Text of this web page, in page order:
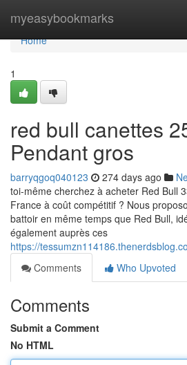
myeasybookmarks
Home
Home
1
red bull canettes
Pendant gros
barryqgoq040123 274 days ago
toi-même cherchez à acheter Red Bull
France à coût compétitif ? Nous
battoir en même temps que Red Bull,
également auprès ces
https://
Comments
Who Upvoted
Comments
Submit a Comment
No HTML